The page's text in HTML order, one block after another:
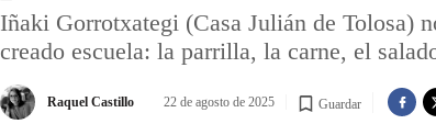
Iñaki Gorrotxategi (Casa Julián de Tolosa)
creado escuela: la parrilla, la carne, el
Raquel Castillo 22 de agosto de 2025 Guardar